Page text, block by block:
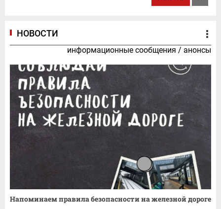
НОВОСТИ
информационные сообщения / анонсы
Напоминаем правила безопасности на железной дороге